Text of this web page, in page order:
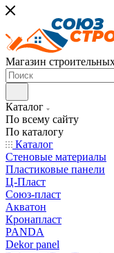
Магазин
Каталог
По всему сайту
По каталогу
Каталог
Стеновые материалы
Пластиковые панели
Ц-Пласт
Союз-пласт
Акватон
Кронапласт
PANDA
Dekor panel